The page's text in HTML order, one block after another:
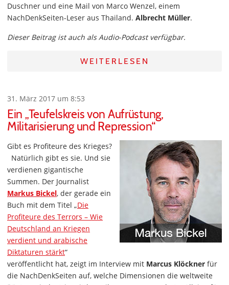
Duschner und eine Mail von Marco Wenzel, einem
NachDenkSeiten-Leser aus Thailand. Albrecht Müller.
Dieser Beitrag ist auch als Audio-Podcast verfügbar.
WEITERLESEN
31. März 2017 um 8:53
Ein „Teufelskreis von Aufrüstung,
Militarisierung und Repression“
Gibt es Profiteure des Krieges?
Natürlich gibt es sie. Und sie
verdienen gigantische
Summen. Der Journalist
Markus Bickel, der gerade ein
Buch mit dem Titel „Die
Profiteure des Terrors – Wie
Deutschland an Kriegen
verdient und arabische
Diktaturen stärkt“
veröffentlicht hat, zeigt im Interview mit Marcus Klöckner für
die NachDenkSeiten auf, welche Dimensionen die weltweite